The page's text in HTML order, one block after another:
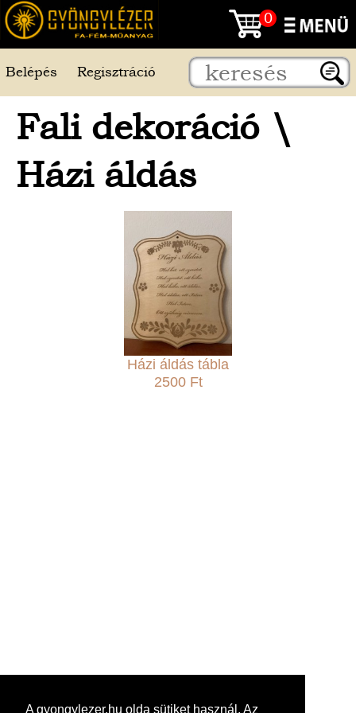
A gyongylezer.hu olda sütiket használ. Az
Belépés Regisztráció
0
Fali dekoráció\
Házi áldás
Házi áldás tábla
2500 Ft